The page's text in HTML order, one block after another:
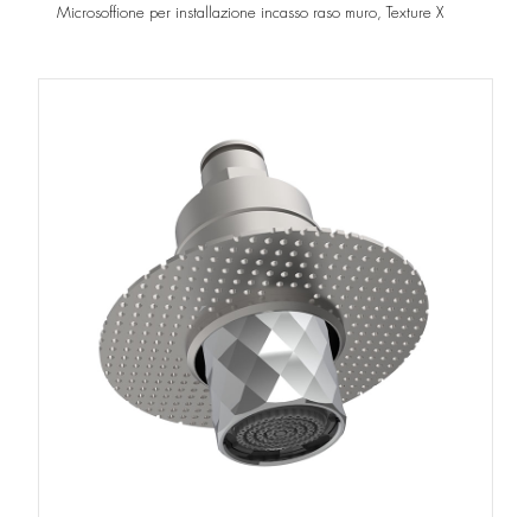
Microsoffione per installazione incasso raso muro, Texture X